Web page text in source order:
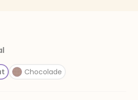
Chocolade